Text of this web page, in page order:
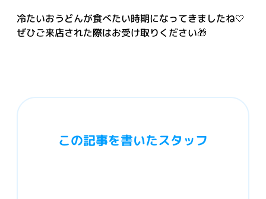
冷たいおうどんが食べたい時期になってきましたね🤍
ぜひご来店された際はお受け取りください🎁
この記事を書いたスタッフ